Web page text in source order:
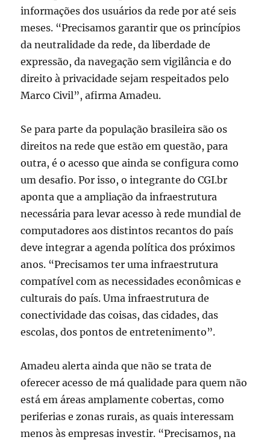
informações dos usuários da rede por até seis
meses. “Precisamos garantir que os princípios
da neutralidade da rede, da liberdade de
expressão, da navegação sem vigilância e do
direito à privacidade sejam respeitados pelo
Marco Civil”, afirma Amadeu.
Se para parte da população brasileira são os
direitos na rede que estão em questão, para
outra, é o acesso que ainda se configura como
um desafio. Por isso, o integrante do CGI.br
aponta que a ampliação da infraestrutura
necessária para levar acesso à rede mundial de
computadores aos distintos recantos do país
deve integrar a agenda política dos próximos
anos. “Precisamos ter uma infraestrutura
compatível com as necessidades econômicas e
culturais do país. Uma infraestrutura de
conectividade das coisas, das cidades, das
escolas, dos pontos de entretenimento”.
Amadeu alerta ainda que não se trata de
oferecer acesso de má qualidade para quem não
está em áreas amplamente cobertas, como
periferias e zonas rurais, as quais interessam
menos às empresas investir. “Precisamos, na